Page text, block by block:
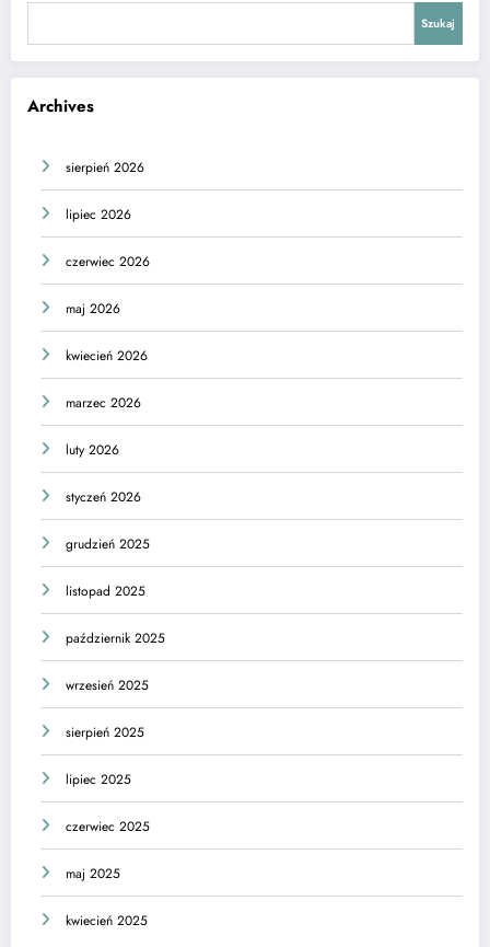
Szukaj
Archives
sierpień 2026
lipiec 2026
czerwiec 2026
maj 2026
kwiecień 2026
marzec 2026
luty 2026
styczeń 2026
grudzień 2025
listopad 2025
październik 2025
wrzesień 2025
sierpień 2025
lipiec 2025
czerwiec 2025
maj 2025
kwiecień 2025